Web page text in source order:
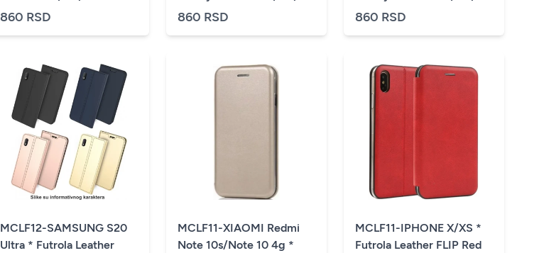
860 RSD 860 RSD 860 RSD
MCLF12-SAMSUNG S20
Ultra * Futrola Leather
MCLF11-XIAOMI Redmi
Note 10s/Note 10 4g *
MCLF11-IPHONE X/XS *
Futrola Leather FLIP Red